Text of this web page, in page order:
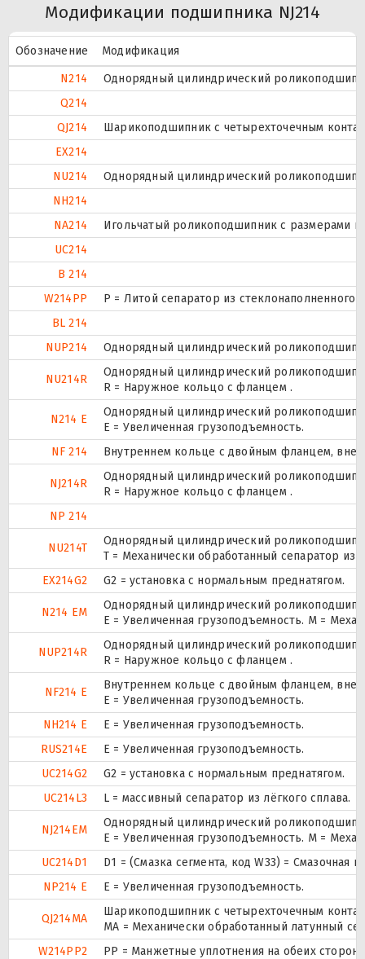
Модификации подшипника NJ214
Обозначение
Модификация
N214
Однорядный цилиндрический
Q214
QJ214
Шарикоподшипник с четырехточечным
EX214
NU214
Однорядный цилиндрический
NH214
NA214
Игольчатый роликоподшипник с размерами
UC214
B 214
W214PP
P = Литой сепаратор из
BL 214
NUP214
Однорядный цилиндрический
NU214R
Однорядный цилиндрический
R = Наружное кольцо с фланцем .
N214 E
Однорядный цилиндрический
Е = Увеличенная грузоподъемность.
NF 214
Внутреннем кольце с двойным фланцем,
NJ214R
Однорядный цилиндрический
R = Наружное кольцо с фланцем .
NP 214
NU214T
Однорядный цилиндрический
T = Механически обработанный сепаратор из
EX214G2
G2 = установка с нормальным преднатягом.
N214 EM
Однорядный цилиндрический
E = Увеличенная грузоподъемность. М =
NUP214R
Однорядный цилиндрический
R = Наружное кольцо с фланцем .
NF214 E
Внутреннем кольце с двойным фланцем,
Е = Увеличенная грузоподъемность.
NH214 E
Е = Увеличенная грузоподъемность.
RUS214E
Е = Увеличенная грузоподъемность.
UC214G2
G2 = установка с нормальным преднатягом.
UC214L3
L = массивный сепаратор из лёгкого сплава.
NJ214EM
Однорядный цилиндрический
E = Увеличенная грузоподъемность. М =
UC214D1
D1 = (Смазка сегмента, код W33) =
NP214 E
Е = Увеличенная грузоподъемность.
QJ214MA
Шарикоподшипник с четырехточечным
MA = Механически обработанный латунный
W214PP2
PP = Манжетные уплотнения на обеих